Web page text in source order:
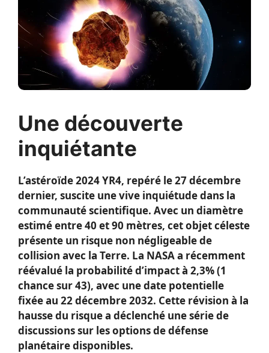
Une découverte
inquiétante
L’astéroïde 2024 YR4, repéré le 27 décembre
dernier, suscite une vive inquiétude dans la
communauté scientifique. Avec un diamètre
estimé entre 40 et 90 mètres, cet objet céleste
présente un risque non négligeable de
collision avec la Terre. La NASA a récemment
réévalué la probabilité d’impact à 2,3% (1
chance sur 43), avec une date potentielle
fixée au 22 décembre 2032. Cette révision à la
hausse du risque a déclenché une série de
discussions sur les options de défense
planétaire disponibles.